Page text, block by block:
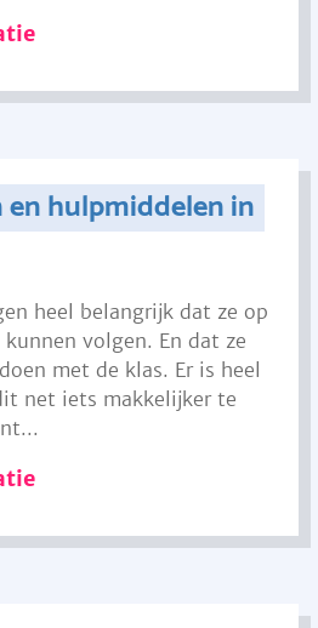
en hulpmiddelen in
heel belangrijk dat ze op
volgen. En dat ze
met de klas. Er is heel
net iets makkelijker te